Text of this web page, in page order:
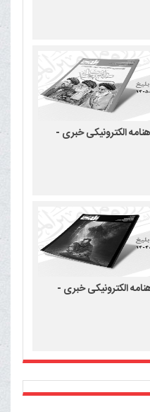
الکترونیکی خبری -
الکترونیکی خبری -